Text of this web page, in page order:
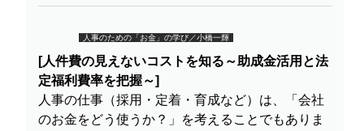
人事のための「お金」の学び／小橋一輝
[人件費の見えないコストを知る～助成金活用と法
定福利費率を把握～]
人事の仕事（採用・定着・育成など）は、「会社
のお金をどう使うか？」を考えることでもありま